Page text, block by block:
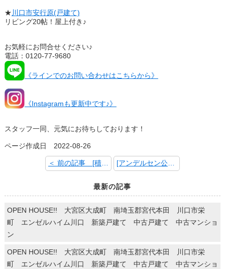
★ 川口市安行原(戸建て)
リビング20帖！屋上付き♪
お気軽にお問合せください♪
電話：0120-77-9680
《ラインでのお問い合わせはこちらから》
《Instagramも更新中です♪》
スタッフ一同、元気にお待ちしております！
ページ作成日 2022-08-26
＜ 前の記事 [積善館] [アンデルセン公園] 次の記事 ＞
最新の記事
OPEN HOUSE!! 大宮区大成町 南埼玉郡宮代本田 川口市栄
町 エンゼルハイム川口 新築戸建て 中古戸建て 中古マンショ
ン
OPEN HOUSE!! 大宮区大成町 南埼玉郡宮代本田 川口市栄
町 エンゼルハイム川口 新築戸建て 中古戸建て 中古マンショ